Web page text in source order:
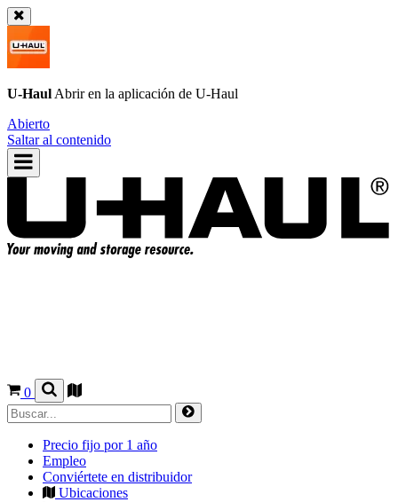
U-Haul Abrir en la aplicación de U-Haul
Abierto
Saltar al contenido
0
Precio fijo por 1 año
Empleo
Conviértete en distribuidor
Ubicaciones